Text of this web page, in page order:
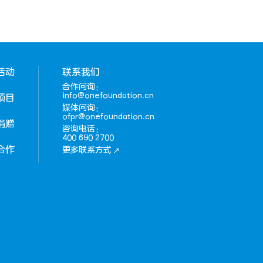
动
目
赠
作
联系我们
合作问询：
info@onefoundation.cn
媒体问询：
ofpr@onefoundation.cn
咨询电话：
400 690 2700
更多联系方式